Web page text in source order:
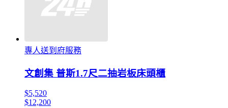
專人送到府服務
文創集 普斯1.7尺二抽岩板床頭櫃
$5,520
$12,200